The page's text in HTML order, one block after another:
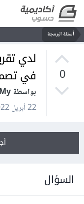
أسئلة البرمجة
0
لدي
في
بواسطة Faisal My
22 أبريل 2022
السؤال